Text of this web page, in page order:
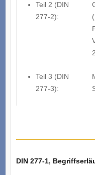
Teil 2 (DIN
277-2):
Teil 3 (DIN
277-3):
DIN 277-1,